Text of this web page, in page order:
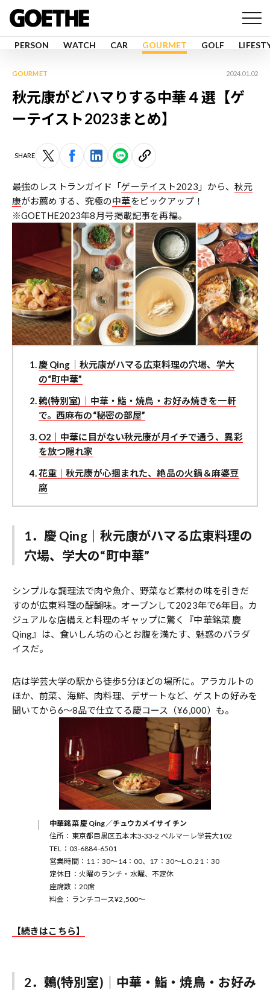
PERSON WATCH CAR GOURMET GOLF
GOURMET 2024.01.02
秋元康がどハマりする中華４選【ゲ
ーテイスト2023まとめ】
SHARE
最強のレストランガイド「ゲーテイスト2023 」から、秋元
康がお薦めする、究極の中華をピックアップ！
※GOETHE2023年8月号掲載記事を再編。
慶 Qing｜秋元康がハマる広東料理の穴場、学大
の“町中華”
鶫(特別室)｜中華・鮨・焼鳥・お好み焼きを一軒
で。西麻布の“秘密の部屋”
O2｜中華に目がない秋元康が月イチで通う、異彩
を放つ隠れ家
花重｜秋元康が心掴まれた、絶品の火鍋＆麻婆豆
腐
1．慶 Qing｜秋元康がハマる広東料理の
穴場、学大の“町中華”
シンプルな調理法で肉や魚介、野菜など素材の味を引きだ
すのが広東料理の醍醐味。オープンして2023年で6年目。カ
ジュアルな店構えと料理のギャップに驚く『中華銘菜 慶
Qing』は、食いしん坊の心とお腹を満たす、魅惑のパラダ
イスだ。
店は学芸大学の駅から徒歩5分ほどの場所に。アラカルトの
ほか、前菜、海鮮、肉料理、デザートなど、ゲストの好みを
聞いてから6～8品で仕立てる慶コース（¥6,000）も。
中華銘菜 慶 Qing／チュウカメイサイ チン
住所：東京都目黒区五本木3-33-2 ベルマーレ学芸大102
TEL：03-6884-6501
営業時間：11：30～14：00、17：30～L.O.21：30
定休日：火曜のランチ・水曜、不定休
座席数：20席
料金：ランチコース¥2,500～
【続きはこちら】
2．鶫(特別室)｜中華・鮨・焼鳥・お好み